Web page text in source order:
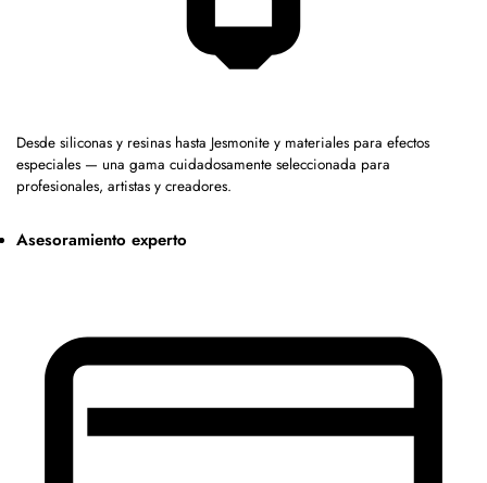
Desde siliconas y resinas hasta Jesmonite y materiales para efectos
especiales — una gama cuidadosamente seleccionada para
profesionales, artistas y creadores.
Asesoramiento experto